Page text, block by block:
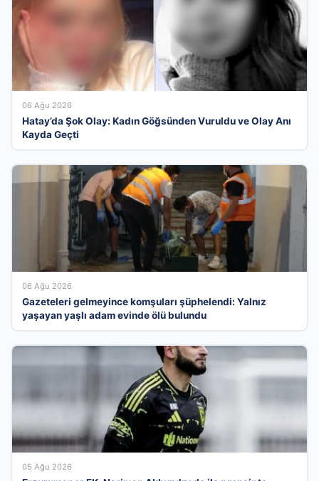
06 Ağu 2026
Hatay’da Şok Olay: Kadın Göğsünden Vuruldu ve Olay Anı
Kayda Geçti
06 Ağu 2026
Gazeteleri gelmeyince komşuları şüphelendi: Yalnız
yaşayan yaşlı adam evinde ölü bulundu
05 Ağu 2026